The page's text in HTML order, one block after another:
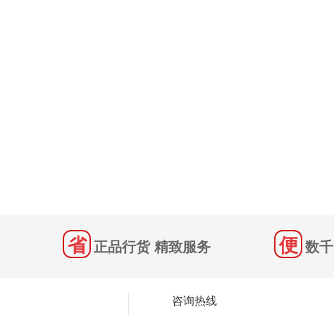
正品行货 精致服务 数
咨询热线